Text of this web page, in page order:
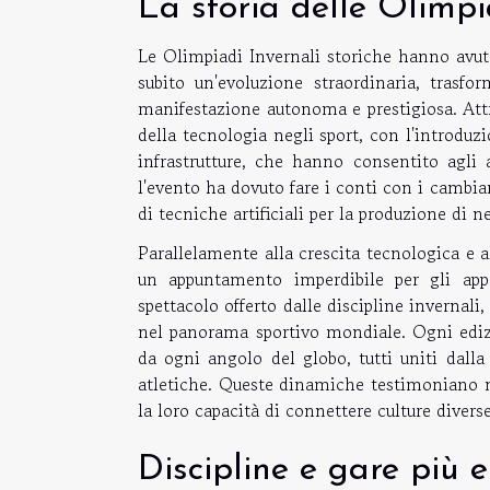
La storia delle
Le Olimpiadi Invernali storiche hanno
subito un'evoluzione straordinaria,
manifestazione autonoma e prestigiosa.
della tecnologia negli sport, con
infrastrutture, che hanno consentito agli
l'evento ha dovuto fare i conti con i
di tecniche artificiali per la produzione di
Parallelamente alla crescita tecnologica
un appuntamento imperdibile per gli
spettacolo offerto dalle discipline
nel panorama sportivo mondiale. Ogni
da ogni angolo del globo, tutti uniti dalla
atletiche. Queste dinamiche
la loro capacità di connettere culture
Discipline e gare più